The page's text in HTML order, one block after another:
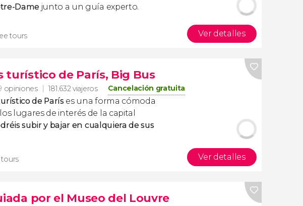
Dame junto a un guía experto.
tours Ver detalles
turístico de París, Big Bus
opiniones 181.632 viajeros Cancelación gratuita
de Paríses una forma cómoda
lugares de interés de la capital
subir y bajar en cualquiera de sus
tours Ver detalles
por el Museo del Louvre